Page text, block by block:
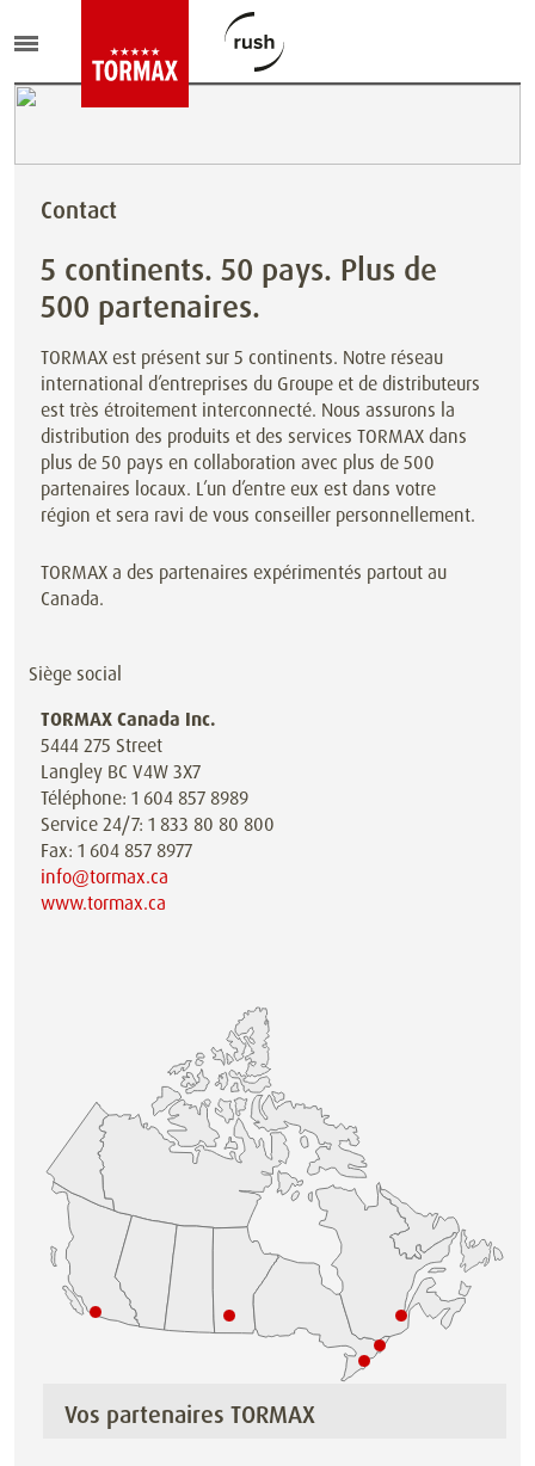
Contact
5 continents. 50 pays. Plus de
500 partenaires.
TORMAX est présent sur 5 continents. Notre réseau
international d’entreprises du Groupe et de distributeurs
est très étroitement interconnecté. Nous assurons la
distribution des produits et des services TORMAX dans
plus de 50 pays en collaboration avec plus de 500
partenaires locaux. L’un d’entre eux est dans votre
région et sera ravi de vous conseiller personnellement.
TORMAX a des partenaires expérimentés partout au
Canada.
Siège social
TORMAX Canada Inc.
5444 275 Street
Langley BC V4W 3X7
Téléphone: 1 604 857 8989
Service 24/7: 1 833 80 80 800
Fax: 1 604 857 8977
info@tormax.ca
www.tormax.ca
Vos partenaires TORMAX